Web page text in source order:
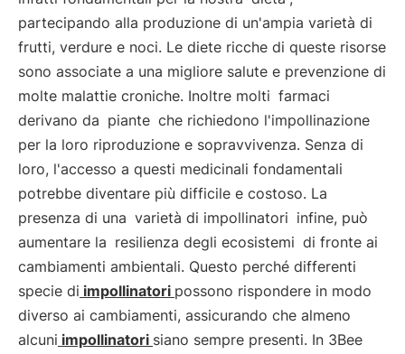
partecipando alla produzione di un'ampia varietà di
frutti, verdure e noci. Le diete ricche di queste risorse
sono associate a una migliore salute e prevenzione di
molte malattie croniche. Inoltre molti farmaci
derivano da piante che richiedono l'impollinazione
per la loro riproduzione e sopravvivenza. Senza di
loro, l'accesso a questi medicinali fondamentali
potrebbe diventare più difficile e costoso. La
presenza di una varietà di impollinatori infine, può
aumentare la resilienza degli ecosistemi di fronte ai
cambiamenti ambientali. Questo perché differenti
specie di impollinatori possono rispondere in modo
diverso ai cambiamenti, assicurando che almeno
alcuni impollinatori siano sempre presenti. In 3Bee